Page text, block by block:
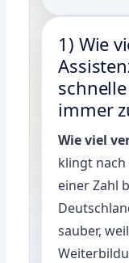
1) Wie
immer
Wie viel
klingt nach
einer Zahl
sauber,